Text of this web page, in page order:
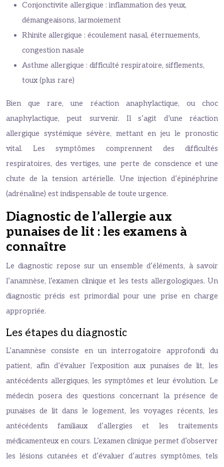
Conjonctivite allergique : inflammation des yeux,
démangeaisons, larmoiement
Rhinite allergique : écoulement nasal, éternuements,
congestion nasale
Asthme allergique : difficulté respiratoire, sifflements,
toux (plus rare)
Bien que rare, une réaction anaphylactique, ou choc
anaphylactique, peut survenir. Il s’agit d’une réaction
allergique systémique sévère, mettant en jeu le pronostic
vital. Les symptômes comprennent des difficultés
respiratoires, des vertiges, une perte de conscience et une
chute de la tension artérielle. Une injection d’épinéphrine
(adrénaline) est indispensable de toute urgence.
Diagnostic de l’allergie aux
punaises de lit : les examens à
connaître
Le diagnostic repose sur un ensemble d’éléments, à savoir
l’anamnèse, l’examen clinique et les tests allergologiques. Un
diagnostic précis est primordial pour une prise en charge
appropriée.
Les étapes du diagnostic
L’anamnèse consiste en un interrogatoire approfondi du
patient, afin d’évaluer l’exposition aux punaises de lit, les
antécédents allergiques, les symptômes et leur évolution. Le
médecin posera des questions concernant la présence de
punaises de lit dans le logement, les voyages récents, les
antécédents familiaux d’allergies et les traitements
médicamenteux en cours. L’examen clinique permet d’observer
les lésions cutanées et d’évaluer d’autres symptômes, tels